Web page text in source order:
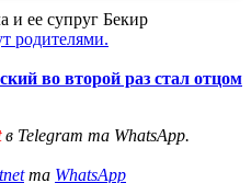
и ее супруг Бекир
родителями.
во второй раз стал отцом
в Telegram та WhatsApp.
та WhatsApp